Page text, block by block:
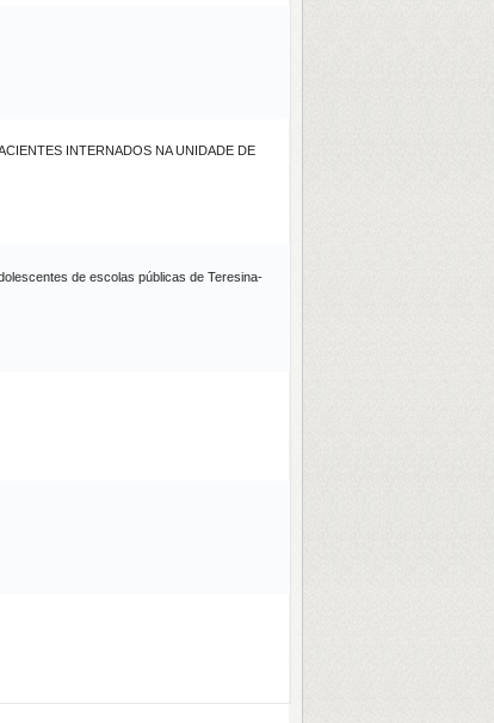
INTERNADOS NA UNIDADE DE
de escolas públicas de Teresina-